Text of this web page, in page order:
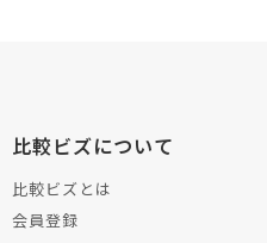
比較ビズについて
比較ビズとは
会員登録